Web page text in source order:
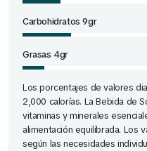
Carbohidratos 9gr
Grasas 4gr
Los porcentajes de valores
2,000 calorías. La Bebida de
vitaminas y minerales
alimentación equilibrada. Los
según las necesidades